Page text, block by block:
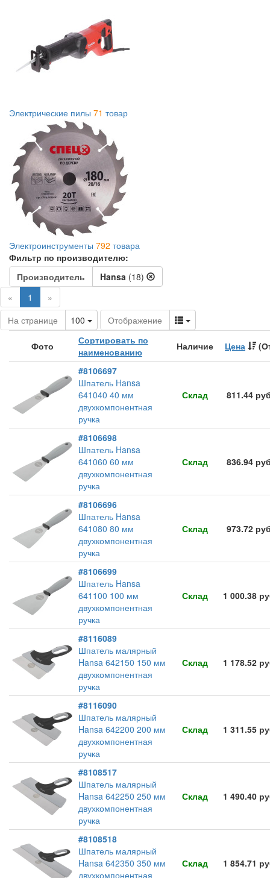
Электрические пилы 71 товар
Электроинструменты 792 товара
Фильтр по производителю:
Производитель
Hansa (18)
«
1 (current)
»
На странице
100 Toggle Dropdown
Отображение Toggle Dropdown
Фото
Сортировать по
наименованию
Наличие Цена
#8106697
Шпатель Hansa
641040 40 мм
двухкомпонентная
ручка
Склад 811.44
#8106698
Шпатель Hansa
641060 60 мм
двухкомпонентная
ручка
Склад 836.94
#8106696
Шпатель Hansa
641080 80 мм
двухкомпонентная
ручка
Склад 973.72
#8106699
Шпатель Hansa
641100 100 мм
двухкомпонентная
ручка
Склад 1 000.38
#8116089
Шпатель малярный
Hansa 642150 150 мм
двухкомпонентная
ручка
Склад 1 178.52
#8116090
Шпатель малярный
Hansa 642200 200 мм
двухкомпонентная
ручка
Склад 1 311.55
#8108517
Шпатель малярный
Hansa 642250 250 мм
двухкомпонентная
ручка
Склад 1 490.40
#8108518
Шпатель малярный
Hansa 642350 350 мм
двухкомпонентная
Склад 1 854.71